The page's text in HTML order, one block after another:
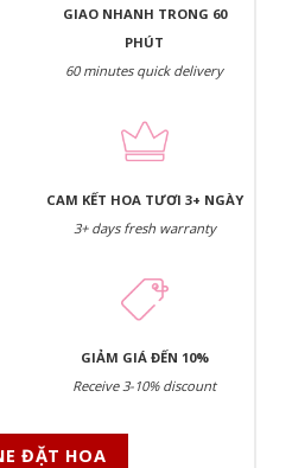
GIAO NHANH TRONG 60
PHÚT
60 minutes quick delivery
CAM KẾT HOA TƯƠI 3+ NGÀY
3+ days fresh warranty
GIẢM GIÁ ĐẾN 10%
Receive 3-10% discount
ĐẶT HOA